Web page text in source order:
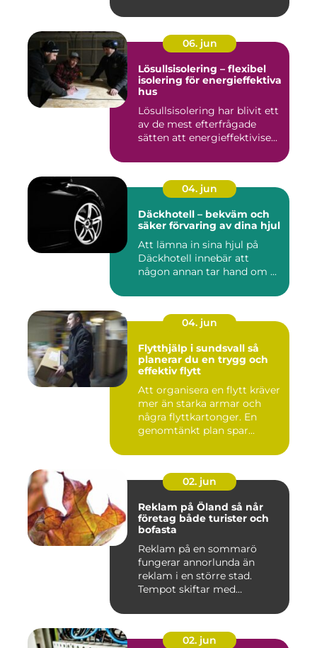
06. jun
Lösullsisolering – flexibel
isolering för energieffektiva
hus
Lösullsisolering har blivit ett
av de mest efterfrågade
sätten att energieffektivise...
04. jun
Däckhotell – bekväm och
säker förvaring av dina hjul
Att lämna in sina hjul på
Däckhotell innebär att
någon annan tar hand om ...
04. jun
Flytthjälp i sundsvall så
planerar du en trygg och
effektiv flytt
Att organisera en flytt kräver
mer än starka armar och
några flyttkartonger. En
genomtänkt plan spar...
02. jun
Reklam på Öland så når
företag både turister och
bofasta
Reklam på en sommarö
fungerar annorlunda än
reklam i en större stad.
Tempot skiftar med
02. jun